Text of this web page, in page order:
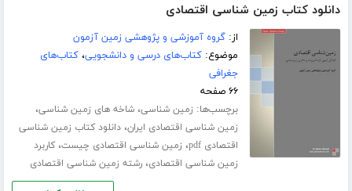
دانلود کتاب زمین شناسی اقتصادی
از:گروه آموزشی و پژوهشی زمین آزمون
موضوع:کتاب‌های درسی و دانشجویی،کتاب‌های
جغرافی
۶۶ صفحه
برچسب‌ها: زمین شناسی،شاخه های زمین شناسی،
زمین شناسی اقتصادی ایران،دانلود کتاب زمین شناسی
اقتصادی pdf
، زمین شناسی اقتصادی چیست،کاربرد
زمین شناسی اقتصادی،رشته زمین شناسی اقتصادی